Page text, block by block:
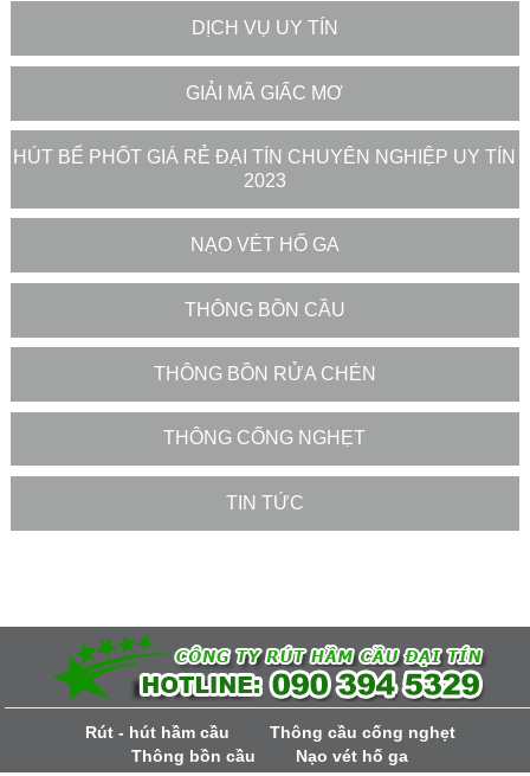
DỊCH VỤ UY TÍN
GIẢI MÃ GIẤC MƠ
HÚT BỂ PHỐT GIÁ RẺ ĐẠI TÍN CHUYÊN NGHIỆP UY TÍN
2023
NẠO VÉT HỐ GA
THÔNG BỒN CẦU
THÔNG BỒN RỬA CHÉN
THÔNG CỐNG NGHẸT
TIN TỨC
Rút - hút hầm cầu
Thông cầu cống nghẹt
Thông bồn cầu
Nạo vét hố ga